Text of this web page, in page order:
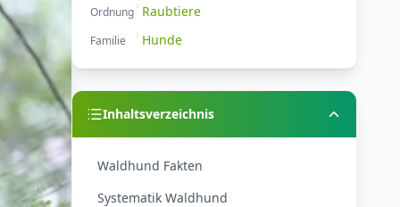
Ordnung Raubtiere
Familie Hunde
Inhaltsverzeichnis
Waldhund Fakten
Systematik Waldhund